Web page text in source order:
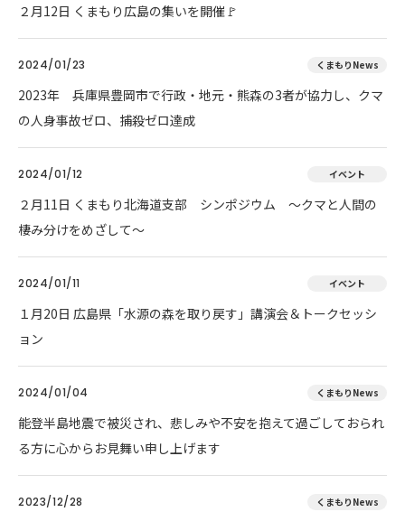
２月12日 くまもり広島の集いを開催🚩
2024/01/23 くまもりNews
2023年 兵庫県豊岡市で行政・地元・熊森の3者が協力し、クマ
の人身事故ゼロ、捕殺ゼロ達成
2024/01/12 イベント
２月11日 くまもり北海道支部 シンポジウム ～クマと人間の
棲み分けをめざして～
2024/01/11 イベント
１月20日 広島県「水源の森を取り戻す」講演会＆トークセッシ
ョン
2024/01/04 くまもりNews
能登半島地震で被災され、悲しみや不安を抱えて過ごしておられ
る方に心からお見舞い申し上げます
2023/12/28 くまもりNews